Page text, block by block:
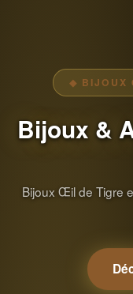
◆ BIJOUX
Bijoux &
Bijoux Œil de Tigre